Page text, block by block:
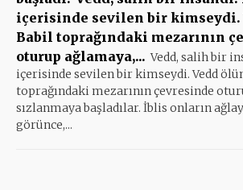
içerisinde sevilen bir kimseydi.
Babil toprağındaki mezarının
oturup ağlamaya,... Vedd, salih bir
içerisinde sevilen bir kimseydi. Vedd
toprağındaki mezarının çevresinde
sızlanmaya başladılar. İblis onların
görünce,...